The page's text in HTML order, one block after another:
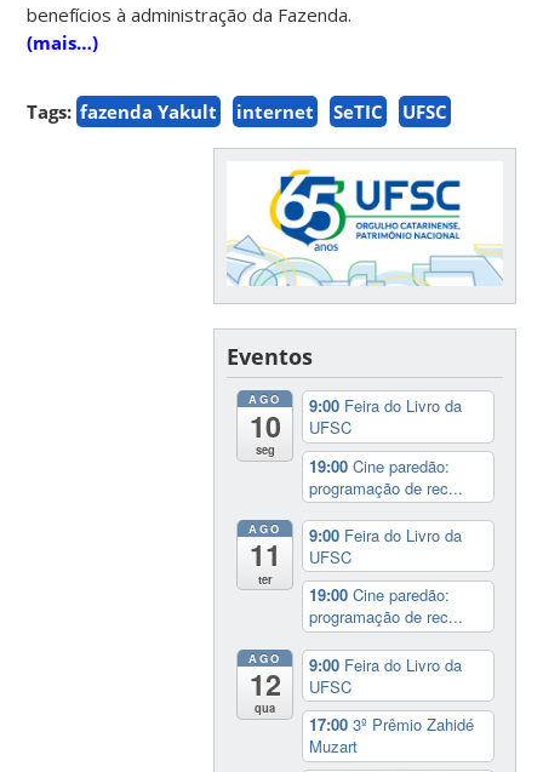
benefícios à administração da Fazenda.
(mais…)
Tags: fazenda Yakult internet SeTIC UFSC
Eventos
AGO
10
seg
9:00 Feira do Livro da
UFSC
19:00Cine paredão:
programação de rec...
AGO
11
ter
9:00 Feira do Livro da
UFSC
19:00Cine paredão:
programação de rec...
AGO
12
qua
9:00 Feira do Livro da
UFSC
17:003º Prêmio Zahidé
Muzart